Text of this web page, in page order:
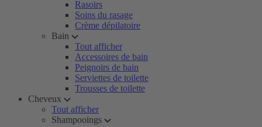
Rasoirs
Soins du rasage
Crème dépilatoire
Bain
Tout afficher
Accessoires de bain
Peignoirs de bain
Serviettes de toilette
Trousses de toilette
Cheveux
Tout afficher
Shampooings